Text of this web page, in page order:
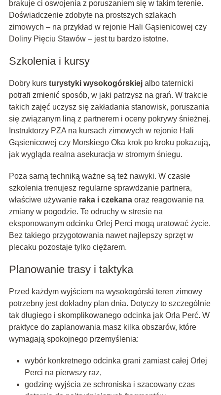
brakuje ci oswojenia z poruszaniem się w takim terenie.
Doświadczenie zdobyte na prostszych szlakach
zimowych – na przykład w rejonie Hali Gąsienicowej czy
Doliny Pięciu Stawów – jest tu bardzo istotne.
Szkolenia i kursy
Dobry kurs turystyki wysokogórskiejalbo taternicki
potrafi zmienić sposób, w jaki patrzysz na grań. W trakcie
takich zajęć uczysz się zakładania stanowisk, poruszania
się związanym liną z partnerem i oceny pokrywy śnieżnej.
Instruktorzy PZA na kursach zimowych w rejonie Hali
Gąsienicowej czy Morskiego Oka krok po kroku pokazują,
jak wygląda realna asekuracja w stromym śniegu.
Poza samą techniką ważne są też nawyki. W czasie
szkolenia trenujesz regularne sprawdzanie partnera,
właściwe używanie raka i czekanaoraz reagowanie na
zmiany w pogodzie. Te odruchy w stresie na
eksponowanym odcinku Orlej Perci mogą uratować życie.
Bez takiego przygotowania nawet najlepszy sprzęt w
plecaku pozostaje tylko ciężarem.
Planowanie trasy i taktyka
Przed każdym wyjściem na wysokogórski teren zimowy
potrzebny jest dokładny plan dnia. Dotyczy to szczególnie
tak długiego i skomplikowanego odcinka jak Orla Perć. W
praktyce do zaplanowania masz kilka obszarów, które
wymagają spokojnego przemyślenia:
wybór konkretnego odcinka grani zamiast całej Orlej
Perci na pierwszy raz,
godzinę wyjścia ze schroniska i szacowany czas